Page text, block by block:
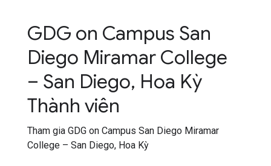
GDG on Campus San
Diego Miramar College
– San Diego, Hoa Kỳ
Thành viên
Tham gia GDG on Campus San Diego Miramar
College – San Diego, Hoa Kỳ